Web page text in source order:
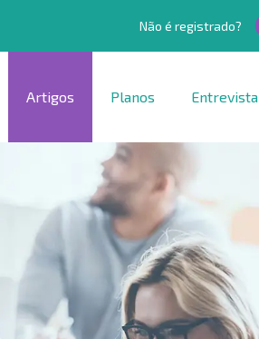
Não é registrado?
Artigos Planos Entrevista